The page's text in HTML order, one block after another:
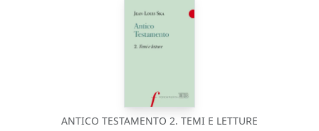
ANTICO TESTAMENTO 2. TEMI E LETTURE